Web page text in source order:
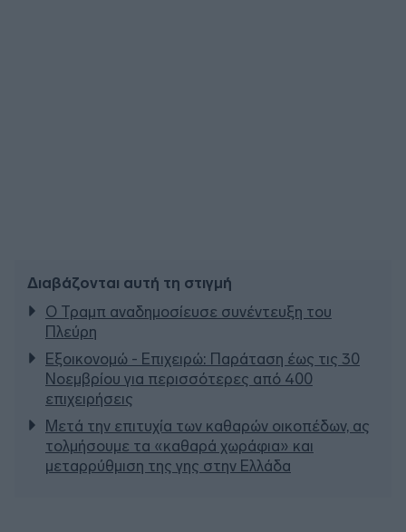
Διαβάζονται αυτή τη στιγμή
Ο Τραμπ αναδημοσίευσε συνέντευξη του
Πλεύρη
Εξοικονομώ - Επιχειρώ: Παράταση έως τις 30
Νοεμβρίου για περισσότερες από 400
επιχειρήσεις
Μετά την επιτυχία των καθαρών οικοπέδων, ας
τολμήσουμε τα «καθαρά χωράφια» και
μεταρρύθμιση της γης στην Ελλάδα